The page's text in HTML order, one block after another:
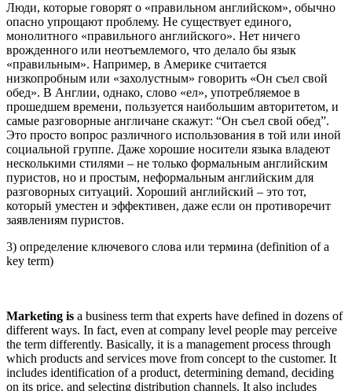
Люди, которые говорят о «правильном английском», обычно
опасно упрощают проблему. Не существует единого,
монолитного «правильного английского». Нет ничего
врожденного или неотъемлемого, что делало бы язык
«правильным». Например, в Америке считается
низкопробным или «захолустным» говорить «Он съел свой
обед». В Англии, однако, слово «ел», употребляемое в
прошедшем времени, пользуется наибольшим авторитетом, и
самые разговорные англичане скажут: “Он съел свой обед”.
Это просто вопрос различного использования в той или иной
социальной группе. Даже хорошие носители языка владеют
несколькими стилями – не только формальным английским
пуристов, но и простым, неформальным английским для
разговорных ситуаций. Хороший английский – это тот,
который уместен и эффективен, даже если он противоречит
заявлениям пуристов.
3) определение ключевого слова или термина (definition of a
key term)
Marketing is a business term that experts have defined in dozens of
different ways. In fact, even at company level people may perceive
the term differently. Basically, it is a management process through
which products and services move from concept to the customer. It
includes identification of a product, determining demand, deciding
on its price, and selecting distribution channels. It also includes